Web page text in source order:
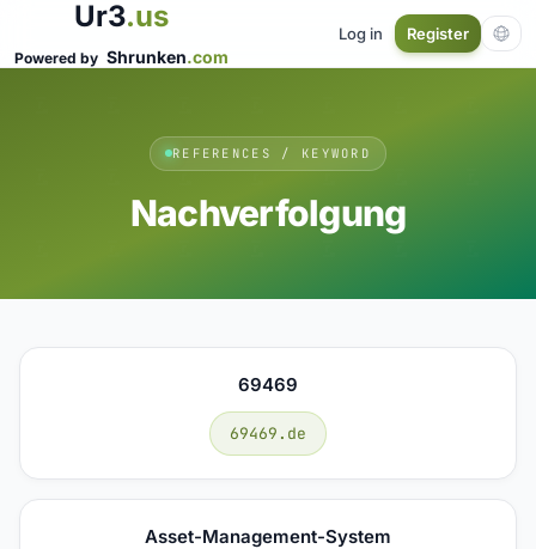
Ur3.us
Powered by Shrunken.com
Log in Register
REFERENCES / KEYWORD
Nachverfolgung
69469
69469.de
Asset-Management-System